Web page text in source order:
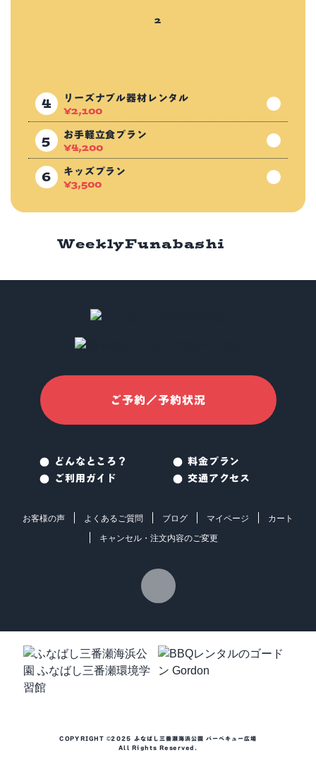
リーズナブル器材レンタル
¥2,100
お手軽立食プラン
¥4,200
キッズプラン
¥3,500
WeeklyFunabashi
ご予約／予約状況
どんなところ？
料金プラン
ご利用ガイド
交通アクセス
お客様の声 よくあるご質問 ブログ マイページ
カート
キャンセル・注文内容のご変更
COPYRIGHT ©2025 ふなばし三番瀬海浜公園 バーベキュー広場
All Rights Reserved.